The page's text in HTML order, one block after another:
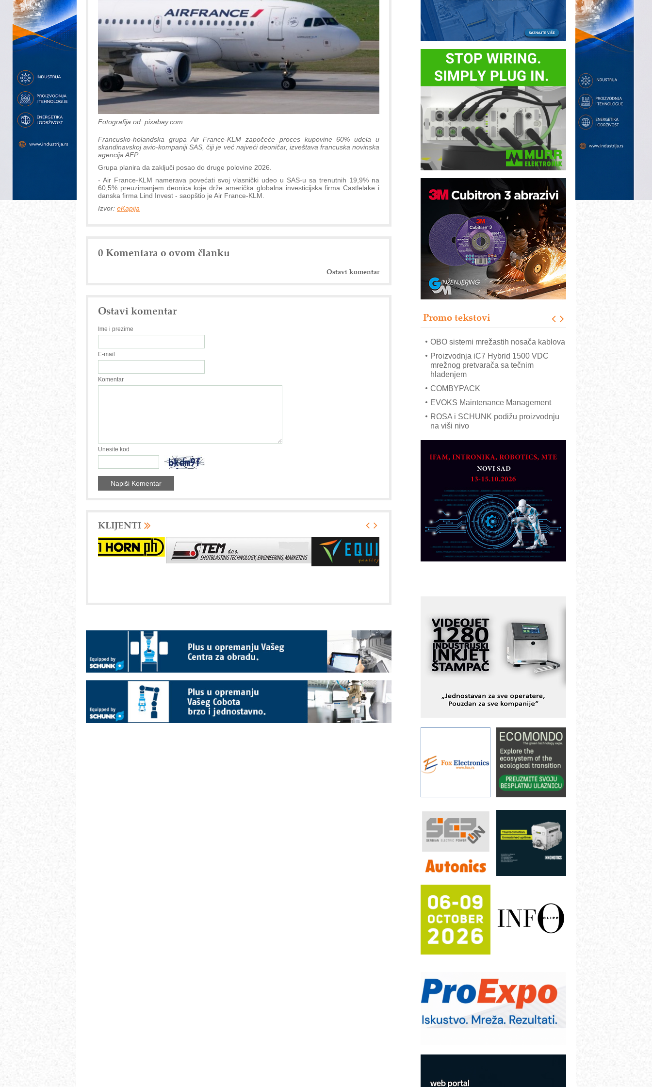
Fotografija od: pixabay.com
Francusko-holandska grupa Air France-KLM započeće proces kupovine 60% udela u
skandinavskoj avio-kompaniji SAS, čiji je već najveći deoničar, izveštava francuska novinska
agencija AFP.
Grupa planira da zaključi posao do druge polovine 2026.
- Air France-KLM namerava povećati svoj vlasnički udeo u SAS-u sa trenutnih 19,9% na
60,5% preuzimanjem deonica koje drže američka globalna investicijska firma Castlelake i
danska firma Lind Invest - saopštio je Air France-KLM.
Izvor: eKapija
0 Komentara o ovom članku
Ostavi komentar
Ostavi komentar
Ime i prezime
E-mail
Komentar
Unesite kod
KLIJENTI
Promo tekstovi
Potpuna efikasnost bez složenih
sistema
Trajna oznaka kao dugoročna korist
Bezbednost na prvom mestu!
IB BLUMENAUER - više od 40 godina
poverenja u industriji
RMQ-TITAN ADVANCED INDICATOR
– Pametna signalizacija za efikasnije
Mitutoyo Crysta-Apex V PLUS: Nova
OBO sistemi mrežastih nosača kablova
Proizvodnja iC7 Hybrid 1500 VDC
mrežnog pretvarača sa tečnim
hlađenjem
COMBYPACK
EVOKS Maintenance Management
ROSA i SCHUNK podižu proizvodnju
na viši nivo
Detekcija različitih oblika
MAREX - Lim i mašine za savremena
rešenja
Marcom-plast d.o.o.- vaš pouzdan
CTO - Prilagodite svoju toplinsku
obradu!
Razvoj asortimanskog pravca MINI-
PLC AKYTEC
AUKOM: Svetski standard metrologije
dostupan u Srbiji
Fleksibilno stezanje i brzo
podešavanje u proizvodnji prototipova
KIP KOP – napredna rešenja za
savremene industrijske i logističke
objekte
rešenjima
STAUFF – Komponente koje
povećavaju pouzdanost hidrauličkih
sistema
YAMADA pumpe – japanska
pouzdanost u transferu fluida
Filtration Group Industrial – Napredna
procesnim sistemima
RILINEX kompanije Rittal
FANUC: Najbolje za vašu pametnu
Efikasno upravljanje energijom
Automatizacija pakovanja · Display
(Shelf-Ready) omotnice
Potpuna efikasnost bez složenih
sistema
Trajna oznaka kao dugoročna korist
Bezbednost na prvom mestu!
– Pametna signalizacija za efikasnije
upravljanje mašinama
Mitutoyo Crysta-Apex V PLUS: Nova
era CNC merenja
mrežnog pretvarača sa tečnim
COMBYPACK